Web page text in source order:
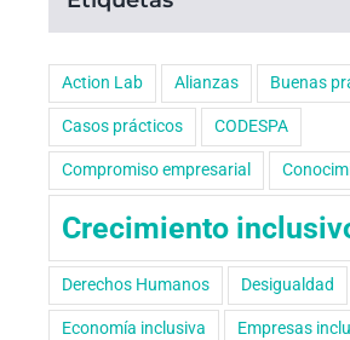
Action Lab Alianzas Buenas
Casos prácticos CODESPA
Compromiso empresarial
Crecimiento
Derechos Humanos Desigualdad
Economía inclusiva Empresas